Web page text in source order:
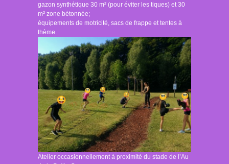
gazon synthétique 30 m² (pour éviter les tiques) et 30
m² zone bétonnée;
équipements de motricité, sacs de frappe et tentes à
thème.
Atelier occasionnellement à proximité du stade de l’Au